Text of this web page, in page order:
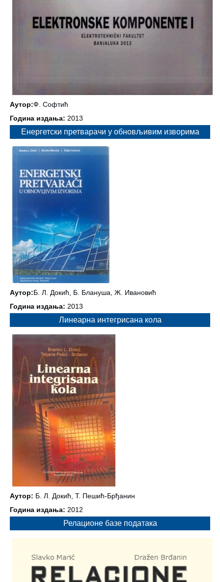
Аутор:Ф. Софтић
Година издања: 2013
Енергетски претварачи у обновљивим изворима
Аутор:Б. Л. Докић, Б. Блануша, Ж. Ивановић
Година издања: 2013
Линеарна интегрисана кола
Аутор: Б. Л. Докић, Т. Пешић-Брђанин
Година издања: 2012
Релационе базе података